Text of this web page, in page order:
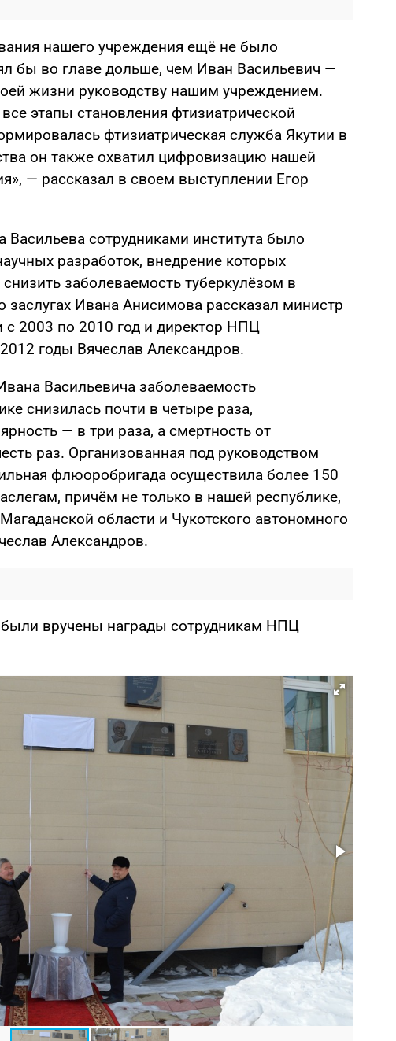
нашего учреждения ещё не было
бы во главе дольше, чем Иван Васильевич —
жизни руководству нашим учреждением.
этапы становления фтизиатрической
фтизиатрическая служба Якутии в
он также охватил цифровизацию нашей
— рассказал в своем выступлении Егор
сотрудниками института было
разработок, внедрение которых
заболеваемость туберкулёзом в
заслугах Ивана Анисимова рассказал министр
с 2003 по 2010 год и директор НПЦ
годы Вячеслав Александров.
Васильевича заболеваемость
снизилась почти в четыре раза,
— в три раза, а смертность от
раз. Организованная под руководством
флюоробригада осуществила более 150
причём не только в нашей республике,
области и Чукотского автономного
Александров.
вручены награды сотрудникам НПЦ